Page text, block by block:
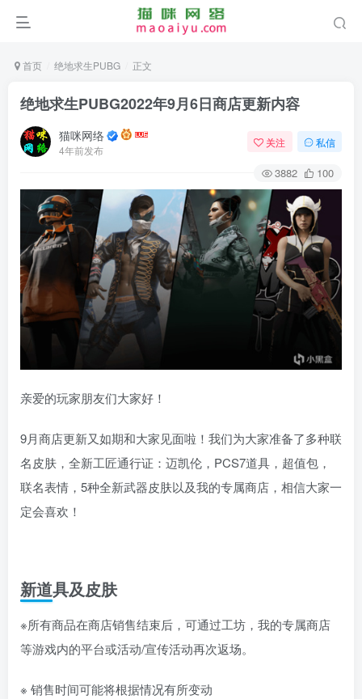
首页 绝地求生PUBG 正文
绝地求生PUBG2022年9月6日商店更新内容
猫咪网络
4年前发布
关注 私信
3882 100
亲爱的玩家朋友们大家好！
9月商店更新又如期和大家见面啦！我们为大家准备了多种联
名皮肤，全新工匠通行证：迈凯伦，PCS7道具，超值包，
联名表情，5种全新武器皮肤以及我的专属商店，相信大家一
定会喜欢！
新道具及皮肤
※所有商品在商店销售结束后，可通过工坊，我的专属商店
等游戏内的平台或活动/宣传活动再次返场。
※ 销售时间可能将根据情况有所变动